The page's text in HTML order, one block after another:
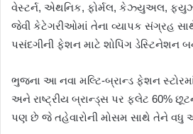
વેસ્ટર્ન, એથનિક, ફોર્મલ, કેઝ્યુઅલ,
જેવી કેટેગરીઓમાં તેના વ્યાપક સંગ્રહ
પસંદગીની ફેશન માટે શોપિંગ ડેસ્ટિનેશન
ભુજના આ નવા મલ્ટિ-બ્રાન્ડ ફેશન
અને રાષ્ટ્રીય બ્રાન્ડ્સ પર ફ્લેટ 60%
પણ છે જે તહેવારોની મોસમ સાથે તેને વધુ